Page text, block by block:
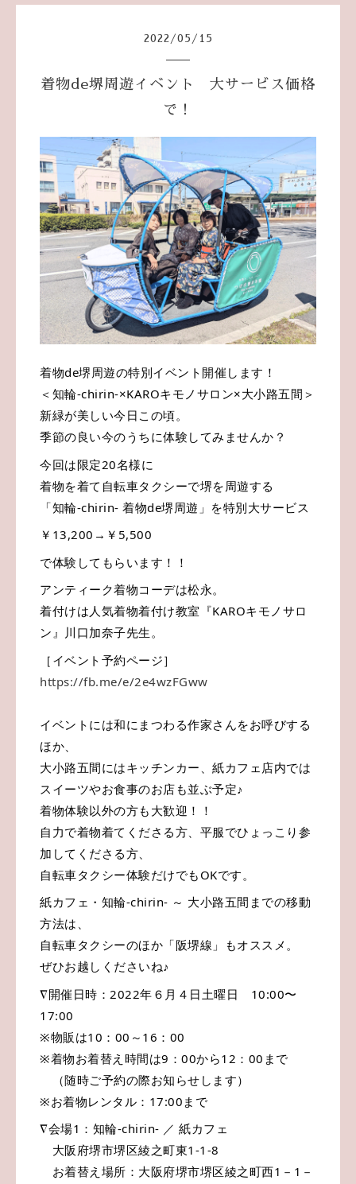
2022 /05 / 15
着物de堺周遊イベント 大サービス価格
で！
着物de堺周遊の特別イベント開催します！
＜知輪-chirin-×KAROキモノサロン×大小路五間＞
新緑が美しい今日この頃。
季節の良い今のうちに体験してみませんか？
今回は限定20名様に
着物を着て自転車タクシーで堺を周遊する
「知輪-chirin- 着物de堺周遊」を特別大サービス
￥13,200→￥5,500
で体験してもらいます！！
アンティーク着物コーデは松永。
着付けは人気着物着付け教室『KAROキモノサロ
ン』川口加奈子先生。
［イベント予約ページ］
https://fb.me/e/2e4wzFGww
イベントには和にまつわる作家さんをお呼びする
ほか、
大小路五間にはキッチンカー、紙カフェ店内では
スイーツやお食事のお店も並ぶ予定♪
着物体験以外の方も大歓迎！！
自力で着物着てくださる方、平服でひょっこり参
加してくださる方、
自転車タクシー体験だけでもOKです。
紙カフェ・知輪-chirin- ～ 大小路五間までの移動
方法は、
自転車タクシーのほか「阪堺線」もオススメ。
ぜひお越しくださいね♪
∇開催日時：2022年６月４日土曜日 10:00〜
17:00
※物販は10：00～16：00
※着物お着替え時間は9：00から12：00まで
（随時ご予約の際お知らせします）
※お着物レンタル：17:00まで
∇会場1：知輪-chirin- ／ 紙カフェ
大阪府堺市堺区綾之町東1-1-8
お着替え場所：大阪府堺市堺区綾之町西1－1－